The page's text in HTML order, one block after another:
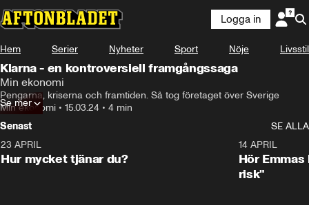
Logga in
Hem Serier Nyheter Sport Nöje Livsstil
Klarna - en kontroversiell framgångssaga
Min ekonomi
Pengarna, kriserna och framtiden. Så tog företaget över Sverige
Min ekonomi • 15.03.24 • 4 min
Se mer
Senast
SE ALLA
23 APRIL
Hur mycket tjänar du?
14 APRIL
Hör
risk"